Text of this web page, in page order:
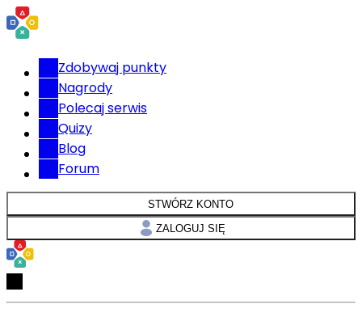
Zdobywaj punkty
Nagrody
Polecaj serwis
Quizy
Blog
Forum
STWÓRZ KONTO
ZALOGUJ SIĘ